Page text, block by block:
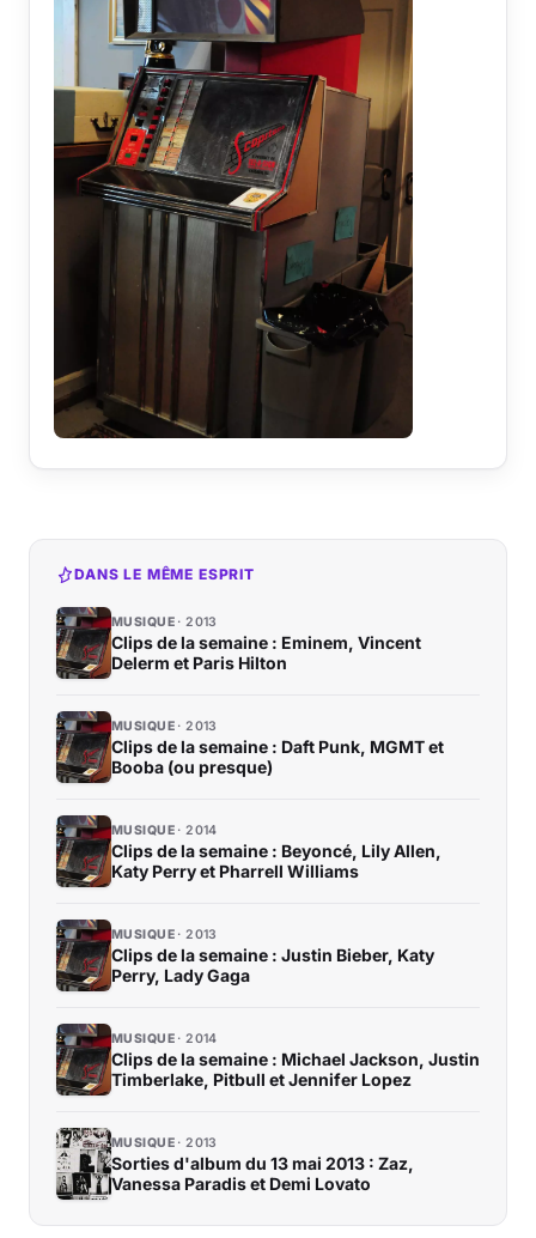
DANS LE MÊME ESPRIT
MUSIQUE 2013
Clips de la semaine : Eminem, Vincent
Delerm et Paris Hilton
MUSIQUE 2013
Clips de la semaine : Daft Punk, MGMT et
Booba (ou presque)
MUSIQUE 2014
Clips de la semaine : Beyoncé, Lily Allen,
Katy Perry et Pharrell Williams
MUSIQUE 2013
Clips de la semaine : Justin Bieber, Katy
Perry, Lady Gaga
MUSIQUE 2014
Clips de la semaine : Michael Jackson, Justin
Timberlake, Pitbull et Jennifer Lopez
MUSIQUE 2013
Sorties d'album du 13 mai 2013 : Zaz,
Vanessa Paradis et Demi Lovato